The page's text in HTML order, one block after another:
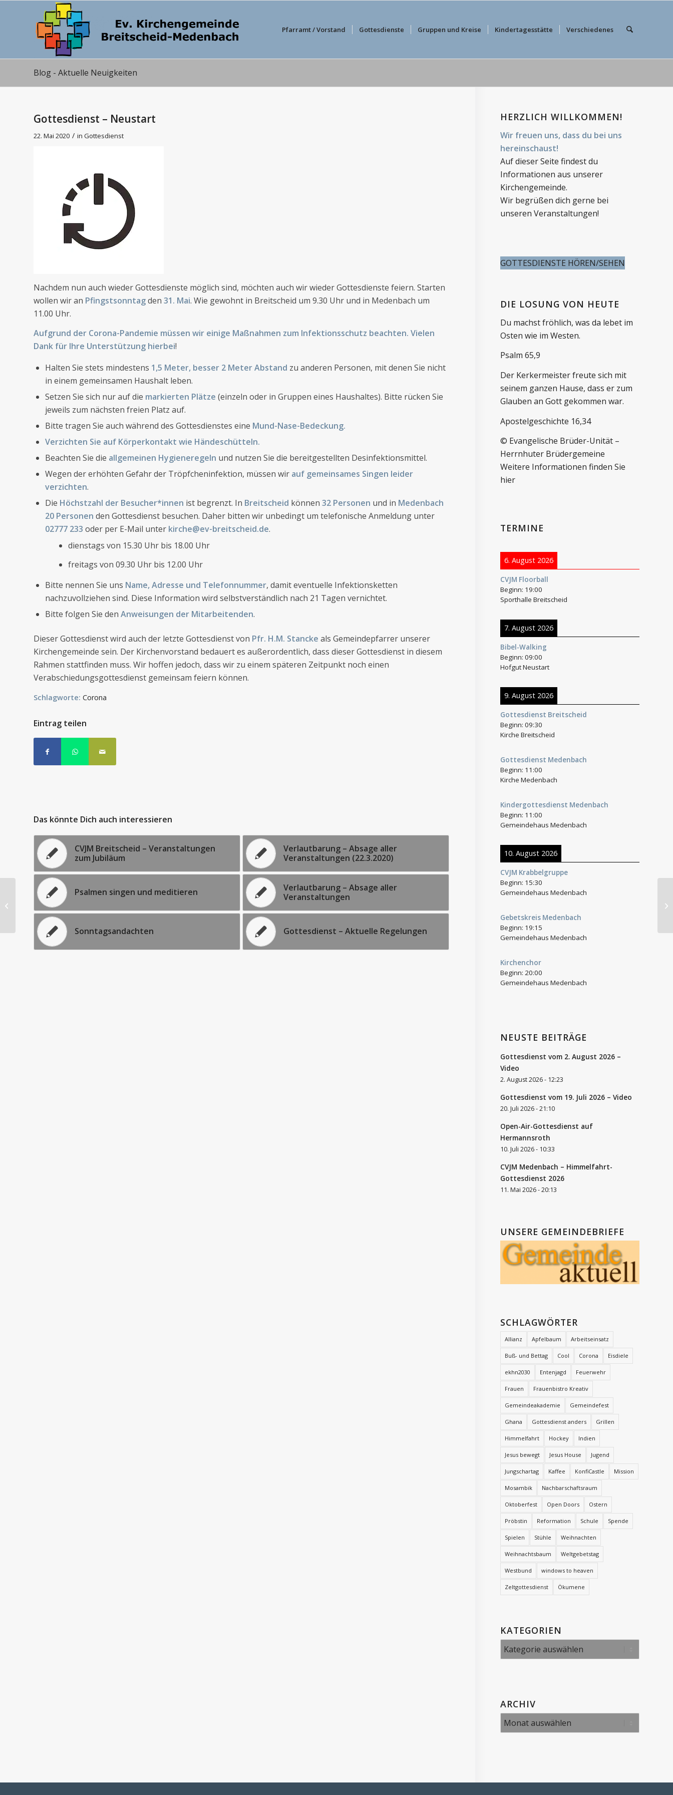
Pfarramt / Vorstand Gottesdienste Gruppen und Kreise Kindertagesstätte Verschiedenes
Blog - Aktuelle Neuigkeiten
Gottesdienst – Neustart
22. Mai 2020 / in Gottesdienst
Nachdem nun auch wieder Gottesdienste möglich sind, möchten auch wir wieder Gottesdienste feiern. Starten
wollen wir an Pfingstsonntagden 31. Mai. Wie gewohnt in Breitscheid um 9.30 Uhr und in Medenbach um
11.00 Uhr.
Aufgrund der Corona-Pandemie müssen wir einige Maßnahmen zum Infektionsschutz beachten. Vielen
Dank für Ihre Unterstützung hierbei!
Halten Sie stets mindestens 1,5 Meter, besser 2 Meter Abstand zu anderen Personen, mit denen Sie nicht
in einem gemeinsamen Haushalt leben.
Setzen Sie sich nur auf die markierten Plätze (einzeln oder in Gruppen eines Haushaltes). Bitte rücken Sie
jeweils zum nächsten freien Platz auf.
Bitte tragen Sie auch während des Gottesdienstes eine Mund-Nase-Bedeckung.
Verzichten Sie auf Körperkontakt wie Händeschütteln.
Beachten Sie die allgemeinen Hygieneregeln und nutzen Sie die bereitgestellten Desinfektionsmittel.
Wegen der erhöhten Gefahr der Tröpfcheninfektion, müssen wir auf gemeinsames Singen leider
verzichten.
Die Höchstzahl der Besucher*innen ist begrenzt. In Breitscheid können 32 Personen und in Medenbach
20 Personen den Gottesdienst besuchen. Daher bitten wir unbedingt um telefonische Anmeldung unter
02777 233 oder per E-Mail unter kirche@ev-breitscheid.de.
dienstags von 15.30 Uhr bis 18.00 Uhr
freitags von 09.30 Uhr bis 12.00 Uhr
Bitte nennen Sie uns Name, Adresse und Telefonnummer, damit eventuelle Infektionsketten
nachzuvollziehen sind. Diese Information wird selbstverständlich nach 21 Tagen vernichtet.
Bitte folgen Sie den Anweisungen der Mitarbeitenden.
Dieser Gottesdienst wird auch der letzte Gottesdienst von Pfr. H.M. Stancke als Gemeindepfarrer unserer
Kirchengemeinde sein. Der Kirchenvorstand bedauert es außerordentlich, dass dieser Gottesdienst in diesem
Rahmen stattfinden muss. Wir hoffen jedoch, dass wir zu einem späteren Zeitpunkt noch einen
Verabschiedungsgottesdienst gemeinsam feiern können.
Schlagworte: Corona
Eintrag teilen
Das könnte Dich auch interessieren
CVJM Breitscheid – Veranstaltungen
zum Jubiläum
Verlautbarung – Absage aller
Veranstaltungen (22.3.2020)
Psalmen singen und meditieren
Verlautbarung – Absage aller
Veranstaltungen
Sonntagsandachten Gottesdienst – Aktuelle Regelungen
HERZLICH WILLKOMMEN!
Wir freuen uns, dass du bei uns
hereinschaust!
Auf dieser Seite findest du
Informationen aus unserer
Kirchengemeinde.
Wir begrüßen dich gerne bei
unseren Veranstaltungen!
GOTTESDIENSTE HÖREN/SEHEN
DIE LOSUNG VON HEUTE
Du machst fröhlich, was da lebet im
Osten wie im Westen.
Psalm 65,9
Der Kerkermeister freute sich mit
seinem ganzen Hause, dass er zum
Glauben an Gott gekommen war.
Apostelgeschichte 16,34
© Evangelische Brüder-Unität –
Herrnhuter Brüdergemeine
Weitere Informationen finden Sie
hier
TERMINE
6. August 2026
CVJM Floorball
Beginn: 19:00
Sporthalle Breitscheid
7. August 2026
Bibel-Walking
Beginn:09:00
Hofgut Neustart
9. August 2026
Gottesdienst Breitscheid
Beginn:09:30
Kirche Breitscheid
Gottesdienst Medenbach
Beginn: 11:00
Kirche Medenbach
Kindergottesdienst Medenbach
Beginn: 11:00
Gemeindehaus Medenbach
10. August 2026
CVJM Krabbelgruppe
Beginn: 15:30
Gemeindehaus Medenbach
Gebetskreis Medenbach
Beginn: 19:15
Gemeindehaus Medenbach
Kirchenchor
Beginn:20:00
Gemeindehaus Medenbach
NEUSTE BEITRÄGE
Gottesdienst vom 2. August 2026 –
Video
2. August 2026 - 12:23
Gottesdienst vom 19. Juli 2026 – Video
20. Juli 2026 - 21:10
Open-Air-Gottesdienst auf
Hermannsroth
10. Juli 2026 - 10:33
CVJM Medenbach – Himmelfahrt-
Gottesdienst 2026
11. Mai 2026 - 20:13
UNSERE GEMEINDEBRIEFE
SCHLAGWÖRTER
Allianz Apfelbaum Arbeitseinsatz
Buß- und Bettag Cool Corona Eisdiele
ekhn2030 Entenjagd Feuerwehr
Frauen Frauenbistro Kreativ
Gemeindeakademie Gemeindefest
Ghana Gottesdienst anders Grillen
Himmelfahrt Hockey Indien
Jesus bewegt Jesus House Jugend
Jungschartag Kaffee KonfiCastle Mission
Mosambik Nachbarschaftsraum
Oktoberfest Open Doors Ostern
Pröbstin Reformation Schule Spende
Spielen Stühle Weihnachten
Weihnachtsbaum Weltgebetstag
Westbund windows to heaven
Zeltgottesdienst Ökumene
KATEGORIEN
Kategorien
ARCHIV
Ostergruß